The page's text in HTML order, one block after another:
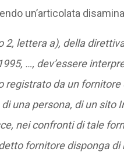
un’articolata
2, lettera a), della
…, dev’essere
registrato da un
una persona, di un sito
nei confronti di tale
fornitore disponga